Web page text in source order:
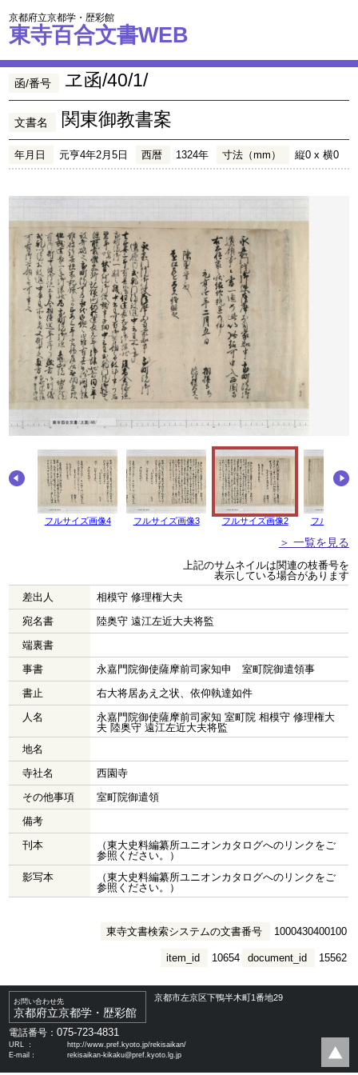
京都府立京都学・歴彩館
東寺百合文書WEB
函/番号 ヱ函/40/1/
文書名 関東御教書案
年月日 元亨4年2月5日 西暦 1324年 寸法（mm） 縦0 x 横0
フルサイズ画像4 フルサイズ画像3 フルサイズ画像2 フルサイズ
＞ 一覧を見る
上記のサムネイルは関連の枝番号を
表示している場合があります
差出人
相模守 修理権大夫
宛名書
陸奥守 遠江左近大夫将監
端裏書
事書
永嘉門院御使薩摩前司家知申 室町院御遣領事
書止
右大将居あえ之状、依仰執達如件
人名
永嘉門院御使薩摩前司家知 室町院 相模守 修理権大
夫 陸奥守 遠江左近大夫将監
地名
寺社名
西園寺
その他事項
室町院御遣領
備考
刊本
（東大史料編纂所ユニオンカタログへのリンクをご
参照ください。）
影写本
（東大史料編纂所ユニオンカタログへのリンクをご
参照ください。）
東寺文書検索システムの文書番号 1000430400100
document_id 15562
item_id 10654
お問い合わせ先
京都府立京都学・歴彩館
京都市左京区下鴨半木町1番地29
電話番号：075-723-4831
URL ：
http://www.pref.kyoto.jp/rekisaikan/
E-mail：
rekisaikan-kikaku@pref.kyoto.lg.jp